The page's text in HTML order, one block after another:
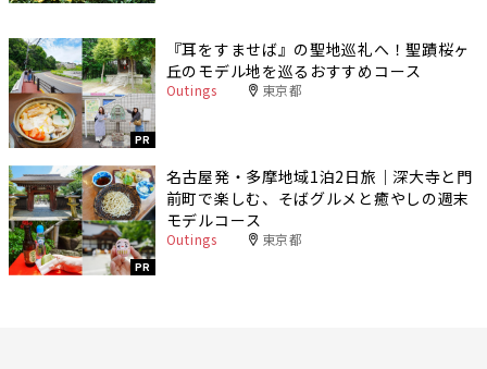
PR
『耳をすませば』の聖地巡礼へ！聖蹟桜ヶ
丘のモデル地を巡るおすすめコース
Outings 東京都
PR
名古屋発・多摩地域1泊2日旅｜深大寺と門
前町で楽しむ、そばグルメと癒やしの週末
モデルコース
Outings 東京都